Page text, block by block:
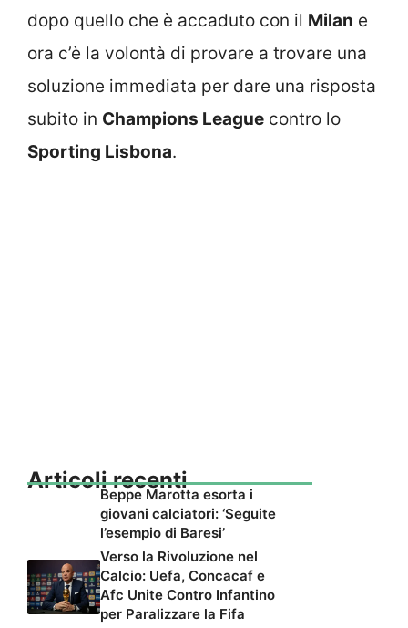
dopo quello che è accaduto con il Milan e
ora c’è la volontà di provare a trovare una
soluzione immediata per dare una risposta
subito in Champions League contro lo
Sporting Lisbona.
Articoli recenti
Beppe Marotta esorta i
giovani calciatori: ‘Seguite
l’esempio di Baresi’
Verso la Rivoluzione nel
Calcio: Uefa, Concacaf e
Afc Unite Contro Infantino
per Paralizzare la Fifa